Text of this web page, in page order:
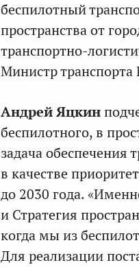
беспилотный
пространства от
транспортно-
Министр транспорта
Андрей Яцкин
беспилотного, в
задача обеспечения
в качестве
до 2030 года.
и Стратегия
когда мы из
Для реализации